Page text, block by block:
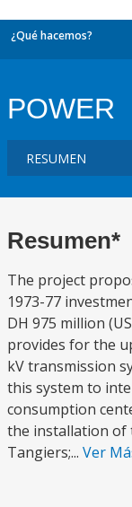
¿Qué hacemos?
POWER
Resumen*
The project
1973-77
DH 975 million
provides for the
kV transmission
this system to
consumption
the installation of
Tangiers;... Ver